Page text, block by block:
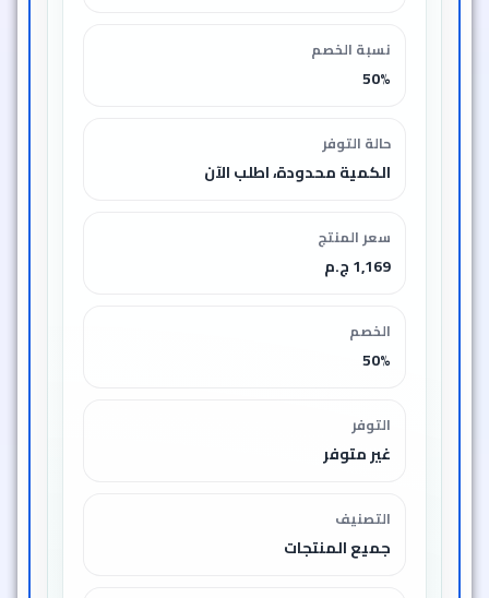
نسبة الخصم
50%
حالة التوفر
الكمية محدودة، اطلب الآن
سعر المنتج
1,169 ج.م
الخصم
50%
التوفر
غير متوفر
التصنيف
جميع المنتجات